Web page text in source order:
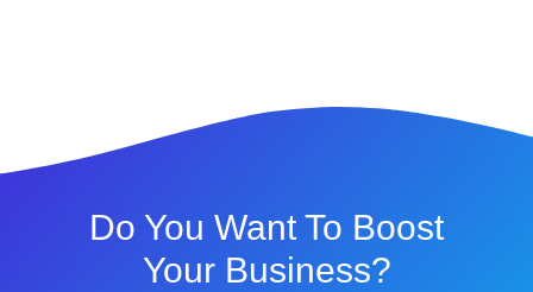
Do You Want To Boost
Your Business?